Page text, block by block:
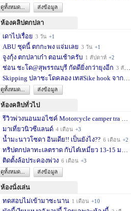
ดูทั้งหมด...
ส่งข้อมูล
ห้องคลิปตกปลา
เดาไปเรื่อย 3 วัน +1
ABU ชุดนี้ ตกกะพง แจ่มเลย 3 วัน +1
จูงกุ้ง ตกปลาเก๋า ตอนเช้าครับ 1 สัปดาห์ +2
ช่อน ชะโด@สุพรรณบุรี กัดดียิ่งกว่ายุงอีก 3 สัปดาห์
Skipping ปลาชะโดคลอง เทสSike hook จากLF
ดูทั้งหมด...
ส่งข้อมูล
ห้องคลิปทั่วไป
รีวิวพ่วงนอนมอไซค์ Motorcycle camper tra
มาเที่ยวนิวซีแลนด์ 4 เดือน +3
น้ำมะนาวโซดา อินเดีย!! เป็นยังไง?? 6 เดือน +2
ทริปตกปลาทะเลตราด กับไต๋เหมี่ยว 13-15 มก
ติดตั้งล้อประคองพ่วง 6 เดือน +3
ดูทั้งหมด...
ส่งข้อมูล
ห้องนั่งเล่น
ทดสอบไม่เข้ามาซะนาน 1 เดือน +10